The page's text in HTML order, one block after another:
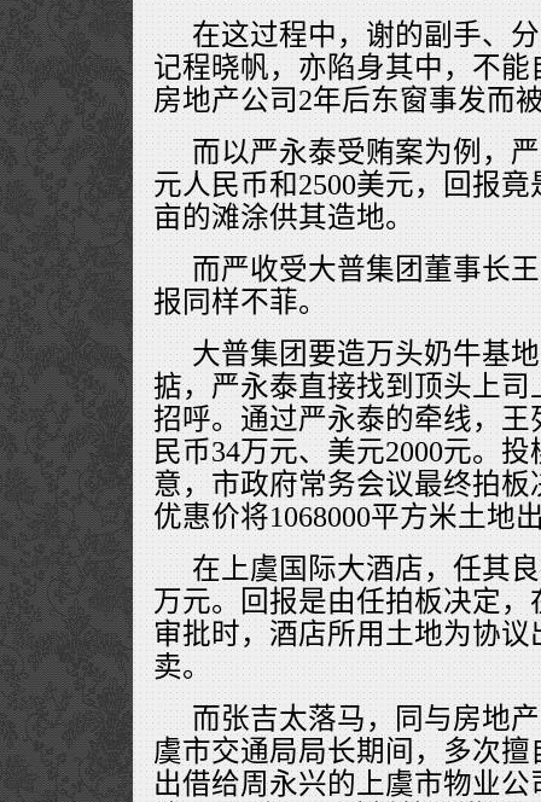
在这过程中，谢的副手、
记程晓帆，亦陷身其中，不
房地产公司2年后东窗事发而
而以严永泰受贿案为例，
元人民币和2500美元，回报竟
亩的滩涂供其造地。
而严收受大普集团董事长
报同样不菲。
大普集团要造万头奶牛基
掂，严永泰直接找到顶头上
招呼。通过严永泰的牵线，
民币34万元、美元2000元。
意，市政府常务会议最终拍板
优惠价将1068000平方米土地
在上虞国际大酒店，任其
万元。回报是由任拍板决定
审批时，酒店所用土地为协
卖。
而张吉太落马，同与房地
虞市交通局局长期间，多次擅
出借给周永兴的上虞市物业